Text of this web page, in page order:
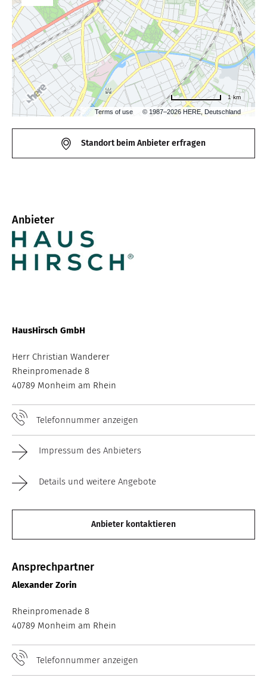
Terms of use © 1987–2026 HERE, Deutschland
1 km
Standort beim Anbieter erfragen
Anbieter
HausHirsch GmbH
Herr Christian Wanderer
Rheinpromenade 8
40789 Monheim am Rhein
Telefonnummer anzeigen
Impressum des Anbieters
Details und weitere Angebote
Anbieter kontaktieren
Ansprechpartner
Alexander Zorin
Rheinpromenade 8
40789 Monheim am Rhein
Telefonnummer anzeigen